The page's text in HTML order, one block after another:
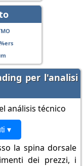
per l'analisi
▾
la spina dorsale
dei prezzi, i